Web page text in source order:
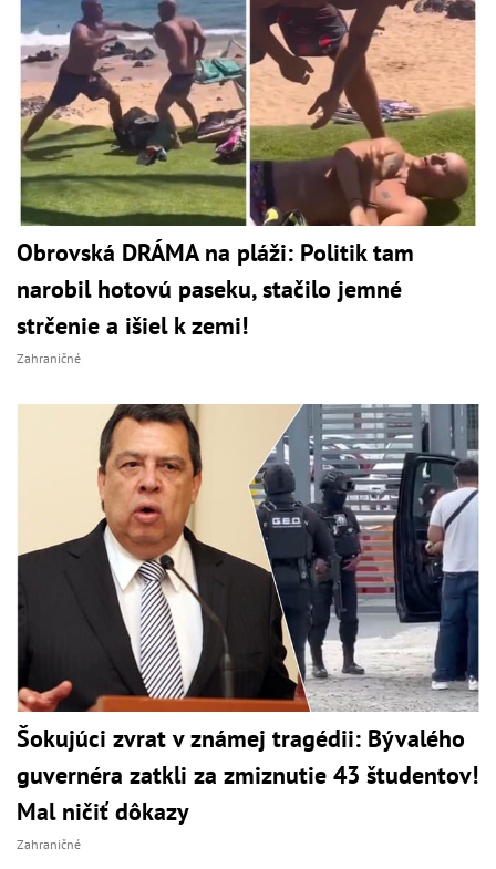
Obrovská DRÁMA na pláži: Politik tam
narobil hotovú paseku, stačilo jemné
strčenie a išiel k zemi!
Zahraničné
Šokujúci zvrat v známej tragédii: Bývalého
guvernéra zatkli za zmiznutie 43 študentov!
Mal ničiť dôkazy
Zahraničné